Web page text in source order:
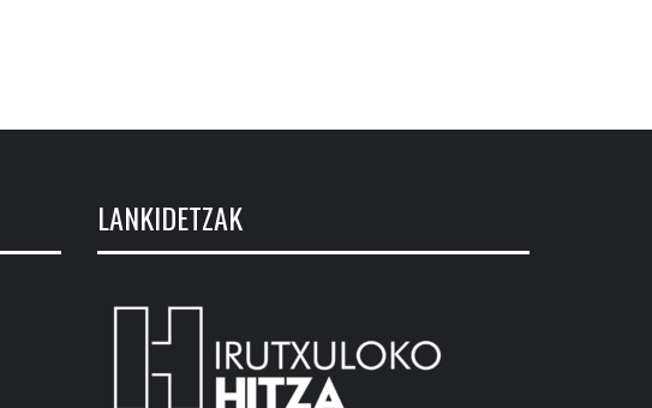
LANKIDETZAK